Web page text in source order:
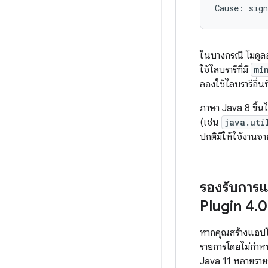
ในบางกรณี โมดูล
ใช้ไลบรารีที่มี
ลองใช้ไลบรารีอื่น
ภาษา Java 8 ขึ้น
(เช่น
ปกติมีให้ใช้งานจ
รองรับกา
Plugin 4.0
หากคุณสร้างแอป
รายการโดยไม่ก
Java 11 หลายรา